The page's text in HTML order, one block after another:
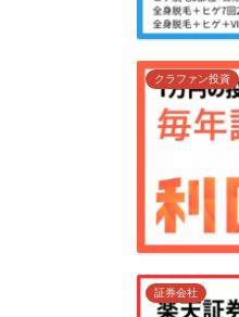
クラファン投資
証券会社